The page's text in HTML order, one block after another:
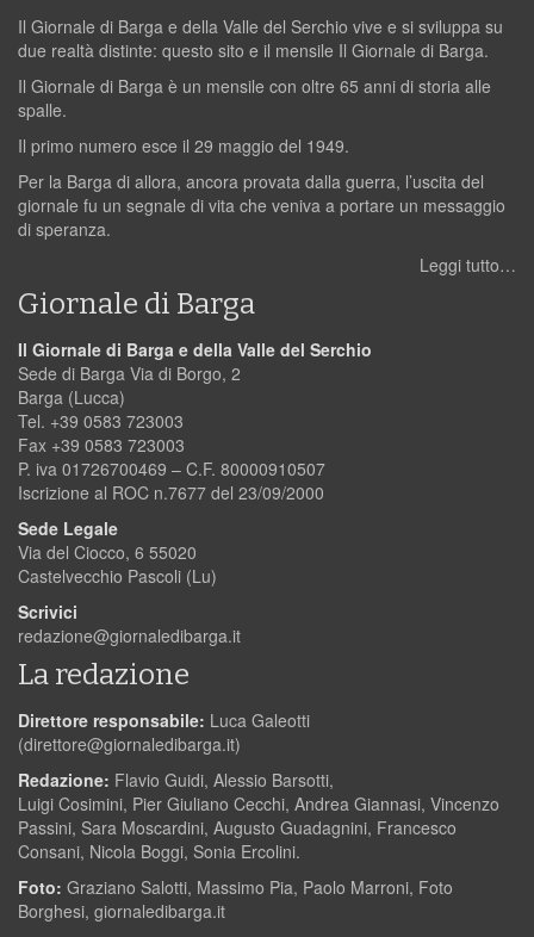
Il Giornale di Barga e della Valle del Serchio vive e si sviluppa su
due realtà distinte: questo sito e il mensile Il Giornale di Barga.
Il Giornale di Barga è un mensile con oltre 65 anni di storia alle
spalle.
Il primo numero esce il 29 maggio del 1949.
Per la Barga di allora, ancora provata dalla guerra, l’uscita del
giornale fu un segnale di vita che veniva a portare un messaggio
di speranza.
Leggi tutto…
Giornale di Barga
Il Giornale di Barga e della Valle del Serchio
Sede di Barga Via di Borgo, 2
Barga (Lucca)
Tel. +39 0583 723003
Fax +39 0583 723003
P. iva 01726700469 – C.F. 80000910507
Iscrizione al ROC n.7677 del 23/09/2000
Sede Legale
Via del Ciocco, 6 55020
Castelvecchio Pascoli (Lu)
Scrivici
redazione@giornaledibarga.it
La redazione
Direttore responsabile: Luca Galeotti
(direttore@giornaledibarga.it)
Redazione: Flavio Guidi, Alessio Barsotti,
Luigi Cosimini, Pier Giuliano Cecchi, Andrea Giannasi, Vincenzo
Passini, Sara Moscardini, Augusto Guadagnini, Francesco
Consani, Nicola Boggi, Sonia Ercolini.
Foto: Graziano Salotti, Massimo Pia, Paolo Marroni, Foto
Borghesi, giornaledibarga.it